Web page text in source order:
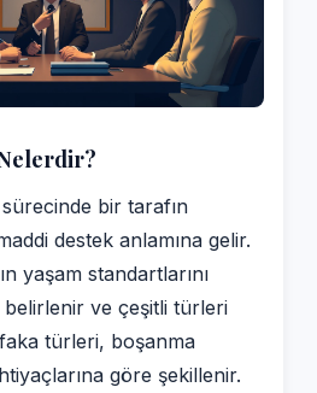
bir tarafın
destek anlamına gelir.
yaşam standartlarını
belirlenir ve çeşitli türleri
türleri, boşanma
göre şekillenir.